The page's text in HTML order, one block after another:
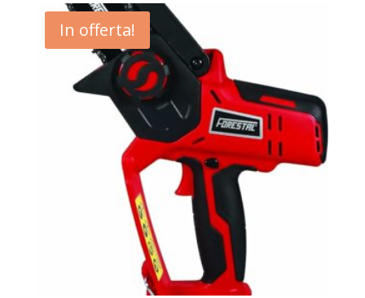
In offerta!